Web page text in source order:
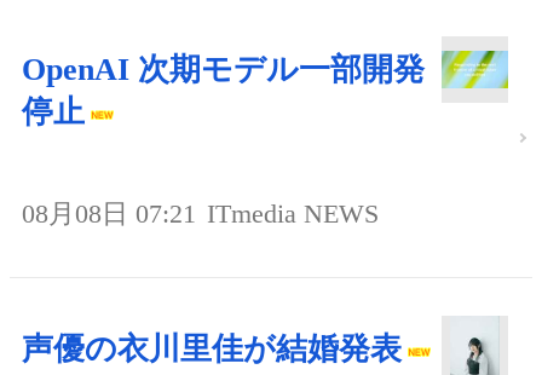
OpenAI 次期モデル一部開発
停止
08月08日 07:21 ITmedia NEWS
声優の衣川里佳が結婚発表